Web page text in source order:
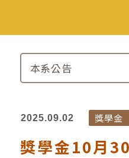
本系公告
2025.09.02 獎學金
獎學金10月